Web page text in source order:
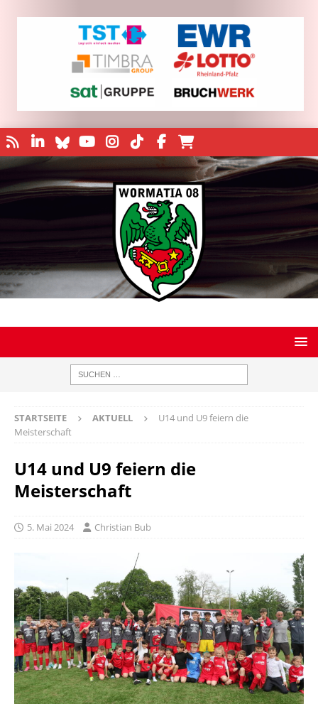
STARTSEITE AKTUELL
U14 und U9 feiern die
Meisterschaft
U14 und U9 feiern die
Meisterschaft
5. Mai 2024 Christian Bub